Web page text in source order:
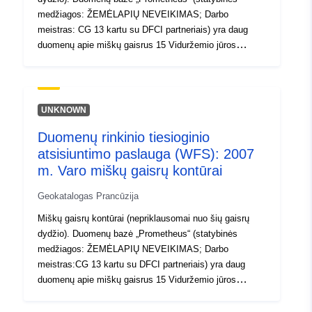
medžiagos: ŽEMĖLAPIŲ NEVEIKIMAS; Darbo
meistras: CG 13 kartu su DFCI partneriais) yra daug
duomenų apie miškų gaisrus 15 Viduržemio jūros
tam tikrų sąlygų (žr. http://www.promethee.com/).
Kiekvienas didesnis nei 10 hektarų gaisras (taip pat keli
nuskaitymuose iš lauko žvalgymo arba GPS mažo ploto
žiburiams. Kontūrus atlieka DDTM sektoriaus technikas
arba DDTM paskirtas NFO teritorinis atstovas, kai
įgyja teisinę vertę ir gali būti perduoti atitinkamoms
tarnyboms (MAAF, DRAAF, DPFM, prefektūrai,
žandarmerijos, SDIS, ONF) ir, jų prašymu, prokurorams.
UNKNOWN
Duomenų rinkinio tiesioginio
atsisiuntimo paslauga (WFS): 2007
m. Varo miškų gaisrų kontūrai
Geokatalogas Prancūzija
Miškų gaisrų kontūrai (nepriklausomai nuo šių gaisrų
dydžio). Duomenų bazė „Prometheus“ (statybinės
medžiagos: ŽEMĖLAPIŲ NEVEIKIMAS; Darbo
meistras:CG 13 kartu su DFCI partneriais) yra daug
duomenų apie miškų gaisrus 15 Viduržemio jūros